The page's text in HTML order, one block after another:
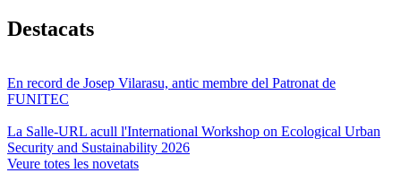
Destacats
En record de Josep Vilarasu, antic membre del Patronat de
FUNITEC
La Salle-URL acull l'International Workshop on Ecological Urban
Security and Sustainability 2026
Veure totes les novetats